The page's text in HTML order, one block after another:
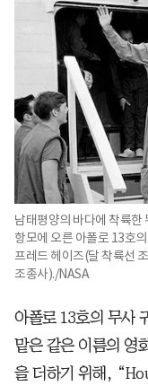
남태평양의 바다에 착륙한
항모에 오른 아폴로 13호
프레드 헤이즈(달 착륙선
조종사)./NASA
아폴로 13호의 무사
맡은 같은 이름의 영
을 더하기 위해,